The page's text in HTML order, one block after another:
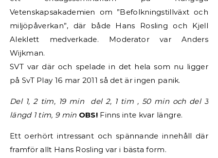
Vetenskapsakademien om ”Befolkningstillväxt och
miljöpåverkan”, där både Hans Rosling och Kjell
Aleklett medverkade. Moderator var Anders
Wijkman.
SVT var där och spelade in det hela som nu ligger
på SvT Play 16 mar 2011 så det är ingen panik.
Del 1, 2 tim, 19 min del 2, 1 tim , 50 min och del 3
längd 1 tim, 9 min OBS!Finns inte kvar längre.
Ett oerhört intressant och spännande innehåll där
framför allt Hans Rosling var i bästa form.